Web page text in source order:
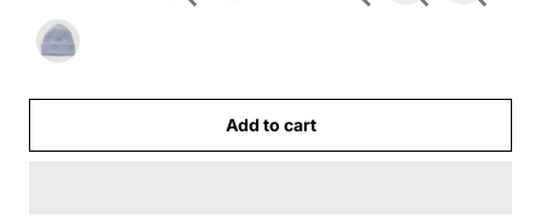
Add to cart